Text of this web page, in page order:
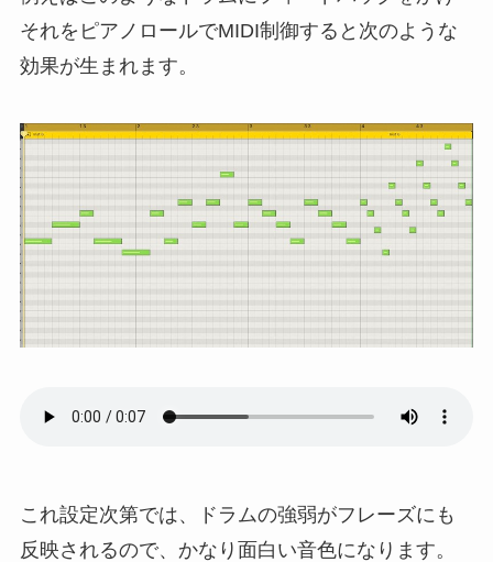
それをピアノロールでMIDI制御すると次のような
効果が生まれます。
これ設定次第では、ドラムの強弱がフレーズにも
反映されるので、かなり面白い音色になります。